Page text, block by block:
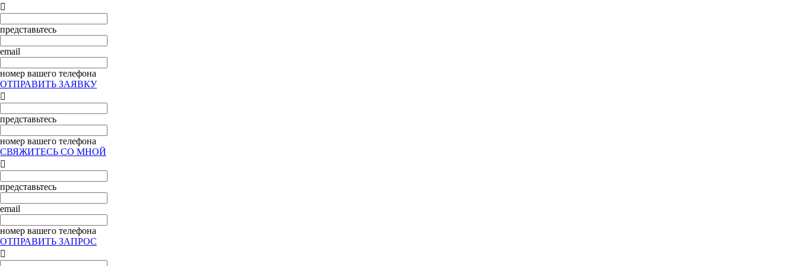

представьтесь
email
номер вашего телефона
ОТПРАВИТЬ ЗАЯВКУ

представьтесь
номер вашего телефона
СВЯЖИТЕСЬ СО МНОЙ

представьтесь
email
номер вашего телефона
ОТПРАВИТЬ ЗАПРОС
